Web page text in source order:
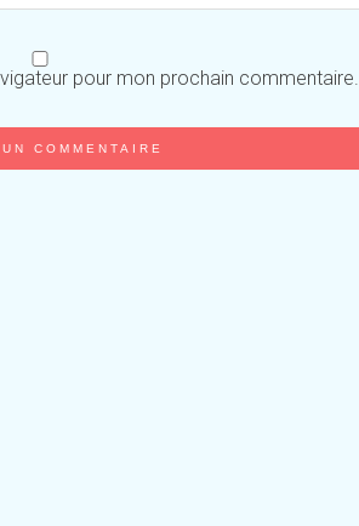
pour mon prochain commentaire.